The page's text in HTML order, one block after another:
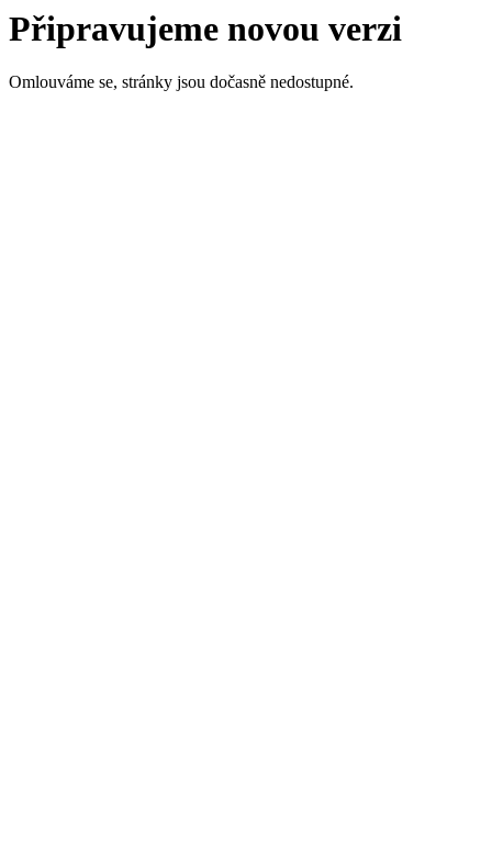
Připravujeme novou verzi
Omlouváme se, stránky jsou dočasně nedostupné.